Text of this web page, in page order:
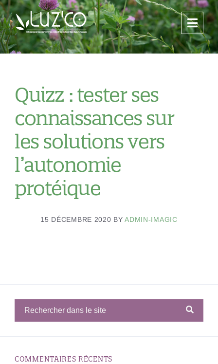
Quizz : tester ses
connaissances sur
les solutions vers
l’autonomie
protéique
15 DÉCEMBRE 2020 BYADMIN-IMAGIC
COMMENTAIRES RÉCENTS